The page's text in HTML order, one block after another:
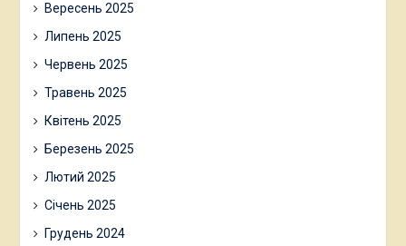
Вересень 2025
Липень 2025
Червень 2025
Травень 2025
Квітень 2025
Березень 2025
Лютий 2025
Січень 2025
Грудень 2024